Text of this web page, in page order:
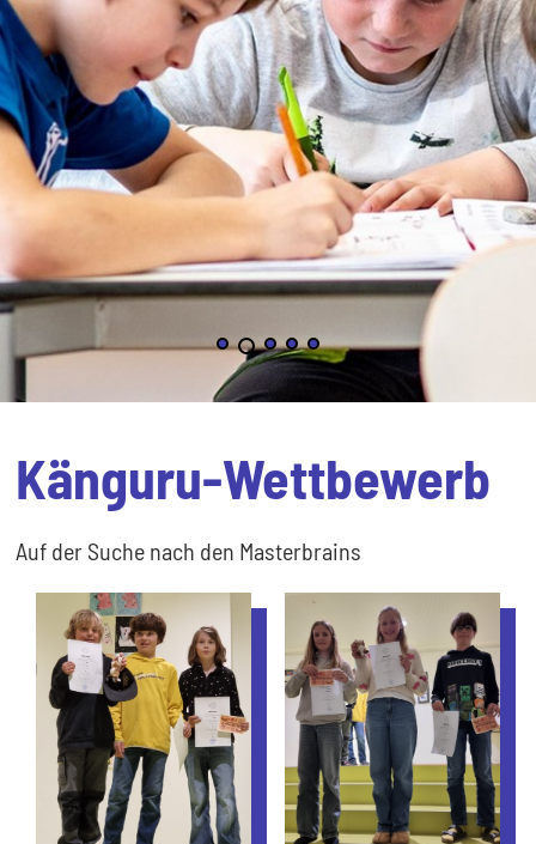
Känguru-Wettbewerb
Auf der Suche nach den Masterbrains